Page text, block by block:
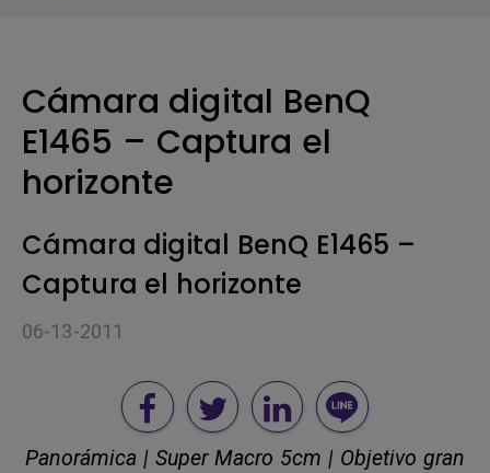
Cámara digital BenQ
E1465 – Captura el
horizonte
Cámara digital BenQ E1465 –
Captura el horizonte
06-13-2011
Panorámica | Super Macro 5cm | Objetivo gran